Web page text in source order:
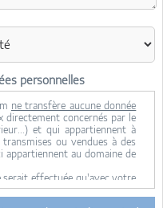
personnelles
ne transfère aucune donnée
directement concernés par le
et qui appartiennent à
ou vendues à des
appartiennent au domaine de
serait effectuée qu'avec votre